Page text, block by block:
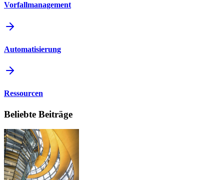
Vorfallmanagement
Automatisierung
Ressourcen
Beliebte Beiträge